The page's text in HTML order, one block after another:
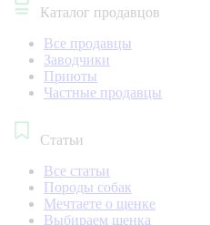
Каталог продавцов
Все продавцы
Заводчики
Приюты
Частные продавцы
Статьи
Все статьи
Породы собак
Мечтаете о щенке
Выбираем щенка